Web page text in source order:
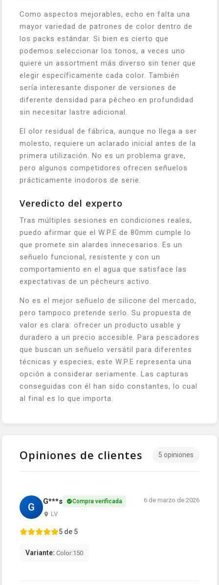
Como aspectos mejorables, echo en falta una
mayor variedad de patrones de color dentro de
los packs estándar. Si bien es cierto que
podemos seleccionar los tonos, a veces uno
quiere un assortment más diverso sin tener que
elegir específicamente cada color. También
sería interesante disponer de versiones de
diferente densidad para pêcheo en profundidad
sin necesitar lastre adicional.
El olor residual de fábrica, aunque no llega a ser
molesto, requiere un aclarado inicial antes de la
primera utilización. No es un problema grave,
pero algunos competidores ofrecen señuelos
prácticamente inodoros de serie.
Veredicto del experto
Tras múltiples sesiones en condiciones reales,
puedo afirmar que el W.P.E de 80mm cumple lo
que promete sin alardes innecesarios. Es un
señuelo funcional, resistente y con un
comportamiento en el agua que satisface las
expectativas de un pêcheurs activo.
No es el mejor señuelo de silicone del mercado,
pero tampoco pretende serlo. Su propuesta de
valor es clara: ofrecer un producto usable y
duradero a un precio accesible. Para pescadores
que buscan un señuelo versátil para diferentes
técnicas y especies, este W.P.E representa una
opción a considerar seriamente. Las capturas
conseguidas con él han sido constantes, lo cual
al final es lo que importa.
Opiniones de clientes 5 opiniones
G G***s Compra verificada
LV
6 de marzo de 2026
5 de 5
Variante: Color:150